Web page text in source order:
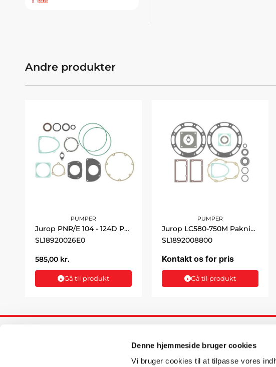
Denne hjemmeside bruger cookies
Vi bruger cookies til at tilpasse vores
Andre produkter
PUMPER
Jurop PNR/E 104 - 124D Pakningssæt
SL18920026E0
585,00 kr.
Gå til produkt
PUMPER
Jurop LC580-750M Pakningssæt
SL1892008800
Kontakt os for pris
Gå til produkt
INFORMATION
WIMA/SOLUS ApS